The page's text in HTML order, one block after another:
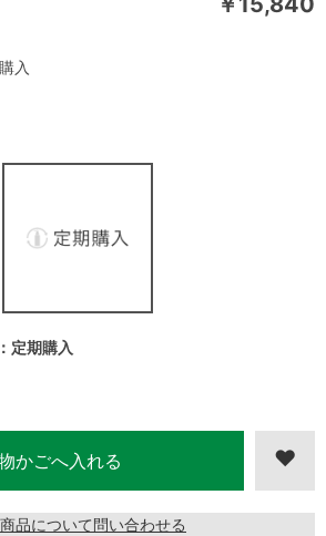
入
定期購入
品について問い合わせる